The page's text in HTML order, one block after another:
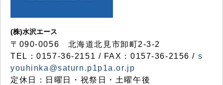
(株)水沢エース
〒090-0056 北海道北見市卸町2-3-2
TEL：0157-36-2151 / FAX：0157-36-2156 / s
youhinka@saturn.p1p1a.or.jp
定休日：日曜日・祝祭日・土曜午後